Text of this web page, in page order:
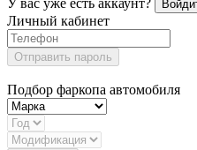
У вас уже есть аккаунт?
Личный кабинет
Отправить пароль
Подбор фаркопа автомобиля